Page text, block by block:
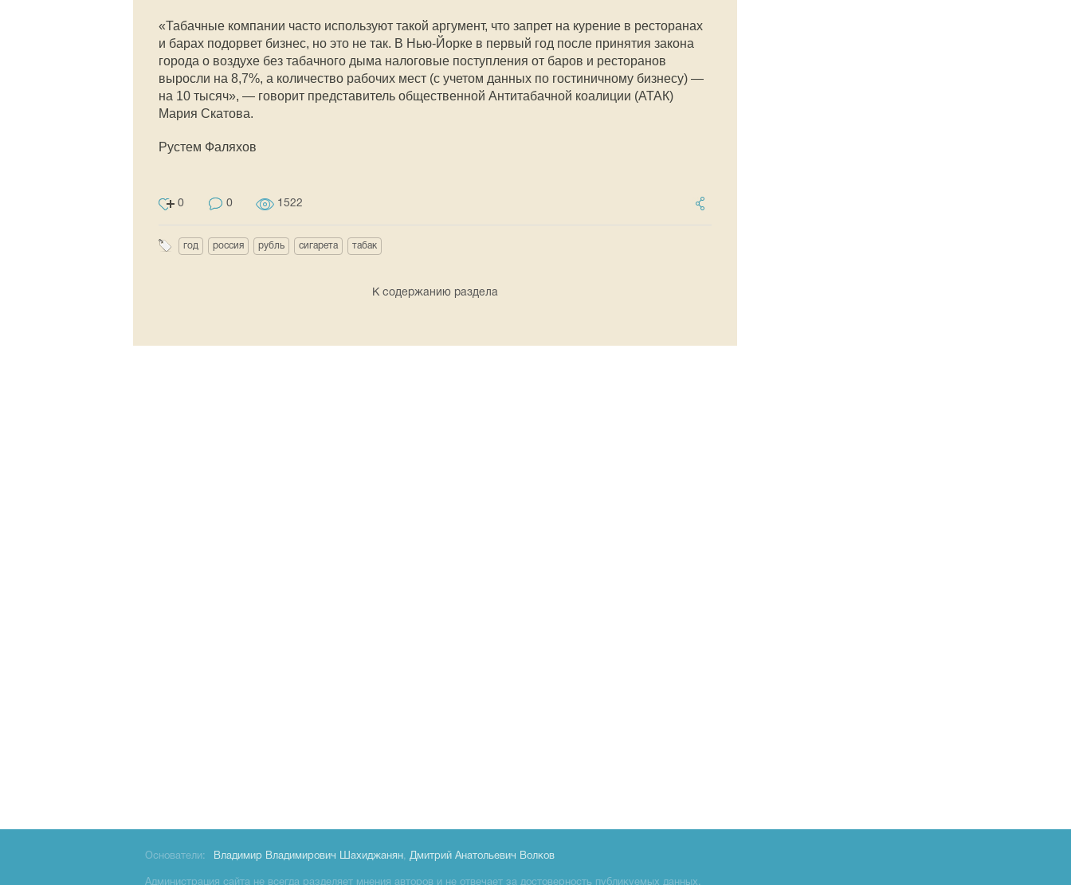
«Табачные компании часто используют такой аргумент, что запрет на курение в ресторанах
и барах подорвет бизнес, но это не так. В Нью-Йорке в первый год после принятия закона
города о воздухе без табачного дыма налоговые поступления от баров и ресторанов
выросли на 8,7%, а количество рабочих мест (с учетом данных по гостиничному бизнесу) —
на 10 тысяч», — говорит представитель общественной Антитабачной коалиции (АТАК)
Мария Скатова.
Рустем Фаляхов
0 0 1522
год россия рубль сигарета табак
К содержанию раздела
Основатели: Владимир Владимирович Шахиджанян, Дмитрий Анатольевич Волков
Администрация сайта не всегда разделяет мнения авторов и не отвечает за достоверность публикуемых данных.